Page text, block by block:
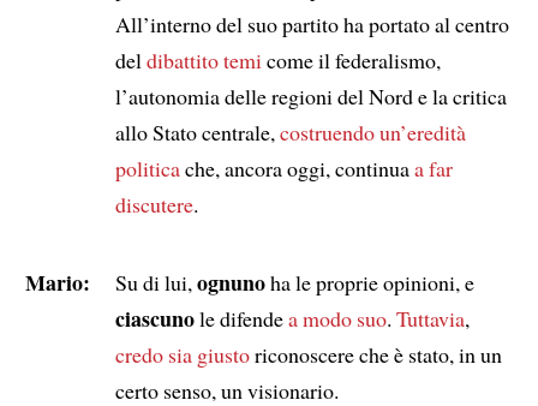
All’interno del suo partito ha portato al centro
del dibattitotemi come il federalismo,
l’autonomia delle regioni del Nord e la critica
allo Stato centrale, costruendo un’eredità
politicache, ancora oggi, continuaa far
discutere.
Mario: Su di lui, ognunoha le proprie opinioni, e
ciascunole difendea modo suo. Tuttavia,
credo sia giustoriconoscere che è stato, in un
certo senso, un visionario.